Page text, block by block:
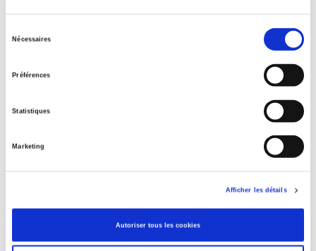
Nécessaires
Préférences
Statistiques
Marketing
Afficher les détails
Autoriser tous les cookies
12911941
français
Internet Hierarchy>Science politique>Théorie politique